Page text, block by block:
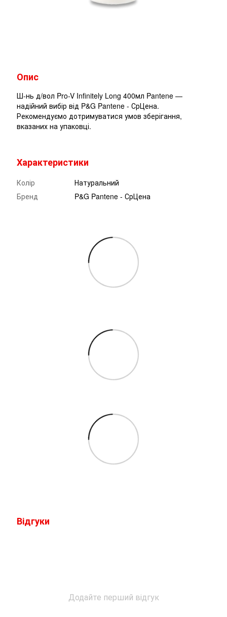
Опис
Ш-нь д/вол Pro-V Infinitely Long 400мл Pantene —
надійний вибір від P&G Pantene - СрЦена.
Рекомендуємо дотримуватися умов зберігання,
вказаних на упаковці.
Характеристики
Колір
Натуральний
Бренд
P&G Pantene - СрЦена
Відгуки
Додайте перший відгук